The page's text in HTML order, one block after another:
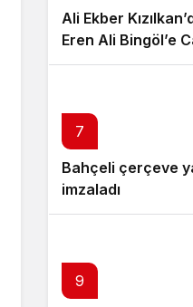
Ali Ekber
Eren Ali Bingöl’e
7
Bahçeli çerçeve
imzaladı
8
Özgür Özel istifa
Darbecilerden
kurtulun
9